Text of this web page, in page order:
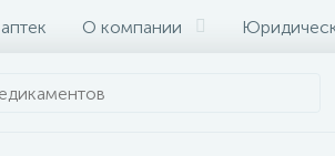
О компании